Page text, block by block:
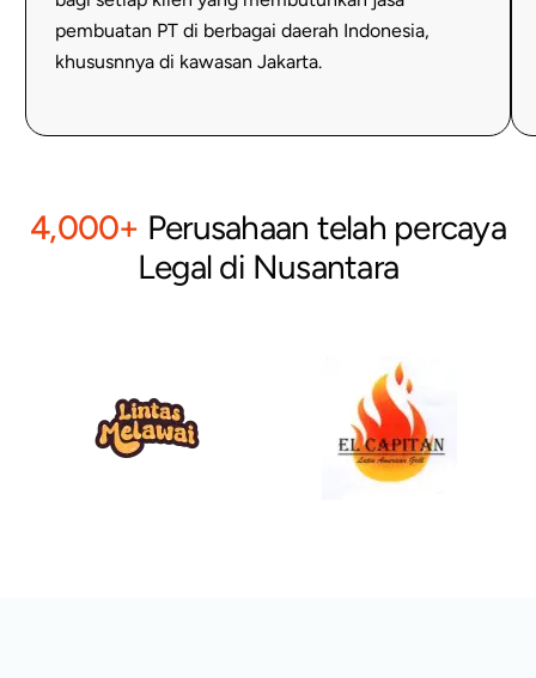
aman,
dan
terpercaya.
pembuatan PT di berbagai daerah Indonesia,
khususnnya di kawasan Jakarta.
4,000+ Perusahaan telah percaya
Legal di Nusantara